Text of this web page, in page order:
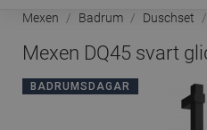
Mexen Badrum Duschset
Mexen DQ45 svart
BADRUMSDAGAR